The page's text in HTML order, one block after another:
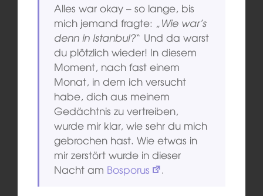
Alles war okay – so lange, bis
mich jemand fragte: „Wie war’s
denn in Istanbul?“ Und da warst
du plötzlich wieder! In diesem
Moment, nach fast einem
Monat, in dem ich versucht
habe, dich aus meinem
Gedächtnis zu vertreiben,
wurde mir klar, wie sehr du mich
gebrochen hast. Wie etwas in
mir zerstört wurde in dieser
Nacht am Bosporus .